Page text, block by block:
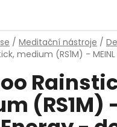
/ Meditační nástroje /
medium (RS1M) -
(RS1M)